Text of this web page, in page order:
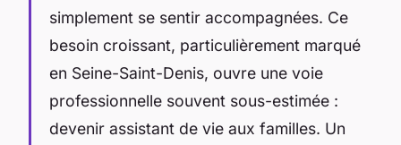
simplement se sentir accompagnées. Ce
besoin croissant, particulièrement marqué
en Seine-Saint-Denis, ouvre une voie
professionnelle souvent sous-estimée :
devenir assistant de vie aux familles. Un